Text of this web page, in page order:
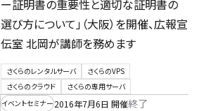
ー証明書の重要性と適切な証明書の
選び方について」（大阪）を開催、広報宣
伝室 北岡が講師を務めます
さくらのレンタルサーバ
さくらのVPS
さくらのクラウド
さくらの専用サーバ
イベントセミナー2016年7月6日 開催終了